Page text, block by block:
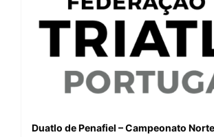
Duatlo de Penafiel – Campeonato